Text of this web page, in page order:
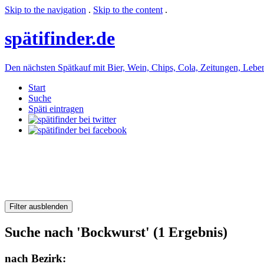
Skip to the navigation . Skip to the content .
spätifinder.de
Den nächsten Spätkauf mit Bier, Wein, Chips, Cola, Zeitungen,
Start
Suche
Späti eintragen
Filter ausblenden
Suche nach 'Bockwurst' (1 Ergebnis)
nach Bezirk: